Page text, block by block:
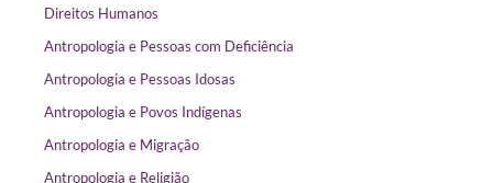
Direitos Humanos
Antropologia e Pessoas com Deficiência
Antropologia e Pessoas Idosas
Antropologia e Povos Indígenas
Antropologia e Migração
Antropologia e Religião